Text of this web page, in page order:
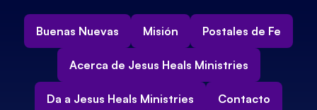
Buenas Nuevas Misión Postales de Fe
Acerca de Jesus Heals Ministries
Da a Jesus Heals Ministries Contacto